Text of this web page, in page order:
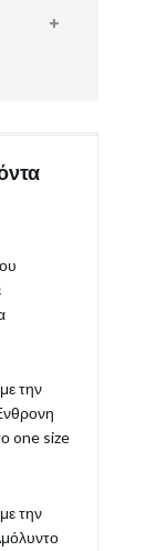
την
one size
την